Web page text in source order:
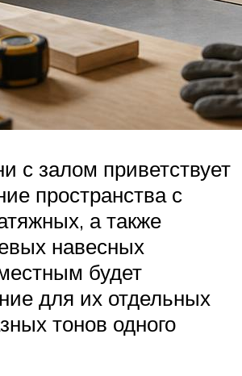
с залом приветствует
пространства с
а также
навесных
будет
для их отдельных
тонов одного